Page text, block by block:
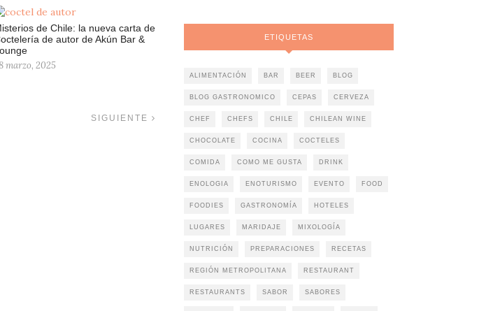
de Chile: la nueva carta de
de autor de Akún Bar &
marzo, 2025
SIGUIENTE
ETIQUETAS
ALIMENTACIÓN BAR BEER BLOG
BLOG GASTRONOMICO CEPAS CERVEZA
CHEF CHEFS CHILE CHILEAN WINE
CHOCOLATE COCINA COCTELES
COMIDA COMO ME GUSTA DRINK
ENOLOGIA ENOTURISMO EVENTO FOOD
FOODIES GASTRONOMÍA HOTELES
LUGARES MARIDAJE MIXOLOGÍA
NUTRICIÓN PREPARACIONES RECETAS
REGIÓN METROPOLITANA RESTAURANT
RESTAURANTS SABOR SABORES